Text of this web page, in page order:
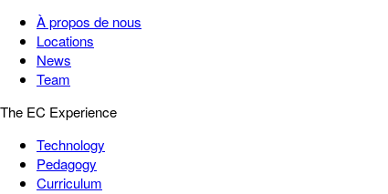
À propos de nous
Locations
News
Team
The EC Experience
Technology
Pedagogy
Curriculum